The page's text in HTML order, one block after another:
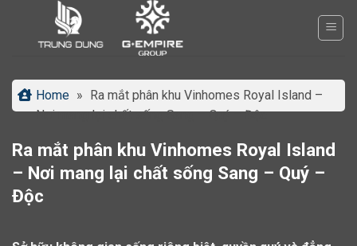
Home » Ra mắt phân khu Vinhomes Royal Island –
Nơi mang lại chất sống Sang – Quý – Độc
Ra mắt phân khu Vinhomes Royal Island
– Nơi mang lại chất sống Sang – Quý –
Độc